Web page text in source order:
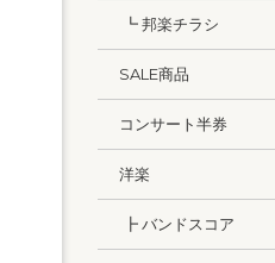
┗ 邦楽チラシ
SALE商品
コンサート半券
洋楽
┣ バンドスコア